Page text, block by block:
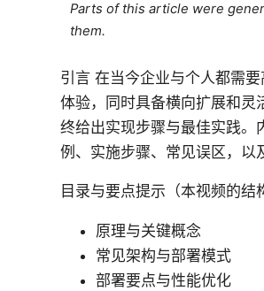
Parts of this article were
them.
引言 在当今企业与个人都需
体验，同时具备横向扩展和灵
终给出实现步骤与最佳实践。
例、实施步骤、常见误区，以
目录与要点提示（本视频的结
原理与关键概念
常见架构与部署模式
部署要点与性能优化